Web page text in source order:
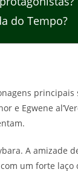
do Tempo?
e Egwene
A amizade
um forte